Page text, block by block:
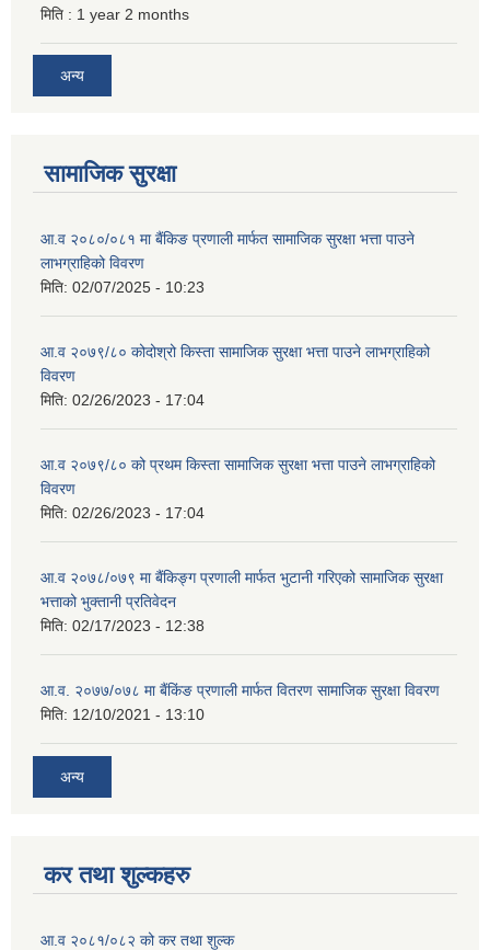
मिति : 1 year 2 months
अन्य
सामाजिक सुरक्षा
आ.व २०८०/०८१ मा बैंकिङ प्रणाली मार्फत सामाजिक सुरक्षा भत्ता पाउने
लाभग्राहिको विवरण
मिति: 02/07/2025 - 10:23
आ.व २०७९/८० कोदोश्रो किस्ता सामाजिक सुरक्षा भत्ता पाउने लाभग्राहिको
विवरण
मिति: 02/26/2023 - 17:04
आ.व २०७९/८० को प्रथम किस्ता सामाजिक सुरक्षा भत्ता पाउने लाभग्राहिको
विवरण
मिति: 02/26/2023 - 17:04
आ.व २०७८/०७९ मा बैंकिङ्ग प्रणाली मार्फत भुटानी गरिएको सामाजिक सुरक्षा
भत्ताको भुक्तानी प्रतिवेदन
मिति: 02/17/2023 - 12:38
आ.व. २०७७/०७८ मा बैंकिंङ प्रणाली मार्फत वितरण सामाजिक सुरक्षा विवरण
मिति: 12/10/2021 - 13:10
अन्य
कर तथा शुल्कहरु
आ.व २०८१/०८२ को कर तथा शुल्क